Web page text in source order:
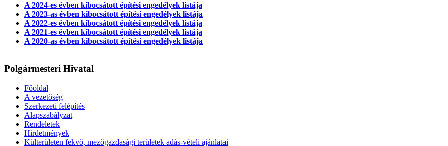
A 2024-es évben kibocsátott építési engedélyek listája
A 2023-as évben kibocsátott építési engedélyek listája
A 2022-es évben kibocsátott építési engedélyek listája
A 2021-es évben kibocsátott építési engedélyek listája
A 2020-as évben kibocsátott építési engedélyek listája
Polgármesteri Hivatal
Főoldal
A vezetőség
Szerkezeti felépítés
Alapszabályzat
Rendeletek
Hirdetmények
Külterületen fekvő, mezőgazdasági területek adás-vételi ajánlatai